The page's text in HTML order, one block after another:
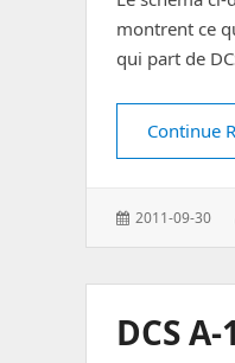
montrent ce
qui part de
Continue
Posted
2011-09-30
DCS